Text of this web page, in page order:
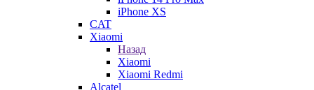
iPhone XS
CAT
Xiaomi
Назад
Xiaomi
Xiaomi Redmi
Alcatel